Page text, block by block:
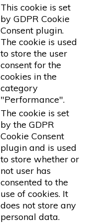
This cookie is set
by GDPR Cookie
Consent plugin.
The cookie is used
to store the user
consent for the
cookies in the
category
"Performance".
The cookie is set
by the GDPR
Cookie Consent
plugin and is used
to store whether or
not user has
consented to the
use of cookies. It
does not store any
personal data.